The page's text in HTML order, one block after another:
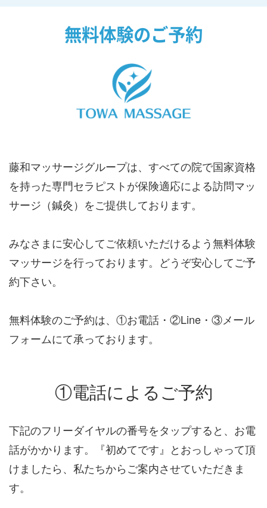
無料体験のご予約
藤和マッサージグループは、すべての院で国家資格
を持った専門セラピストが保険適応による訪問マッ
サージ（鍼灸）をご提供しております。
みなさまに安心してご依頼いただけるよう無料体験
マッサージを行っております。どうぞ安心してご予
約下さい。
無料体験のご予約は、①お電話・②Line・③メール
フォームにて承っております。
①電話によるご予約
下記のフリーダイヤルの番号をタップすると、お電
話がかかります。『初めてです』とおっしゃって頂
けましたら、私たちからご案内させていただきま
す。